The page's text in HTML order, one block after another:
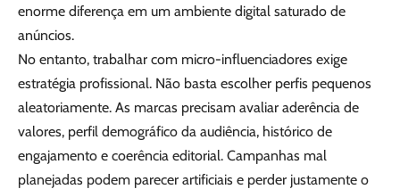
enorme diferença em um ambiente digital saturado de
anúncios.
No entanto, trabalhar com micro-influenciadores exige
estratégia profissional. Não basta escolher perfis pequenos
aleatoriamente. As marcas precisam avaliar aderência de
valores, perfil demográfico da audiência, histórico de
engajamento e coerência editorial. Campanhas mal
planejadas podem parecer artificiais e perder justamente o